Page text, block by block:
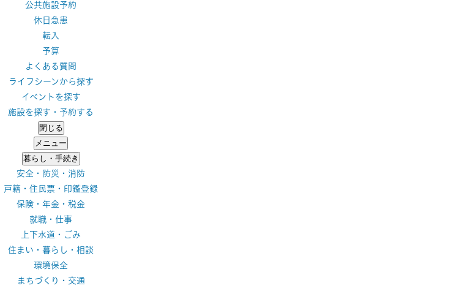
公共施設予約
休日急患
転入
予算
よくある質問
ライフシーンから探す
イベントを探す
施設を探す・予約する
閉じる
メニュー
暮らし・手続き
安全・防災・消防
戸籍・住民票・印鑑登録
保険・年金・税金
就職・仕事
上下水道・ごみ
住まい・暮らし・相談
環境保全
まちづくり・交通